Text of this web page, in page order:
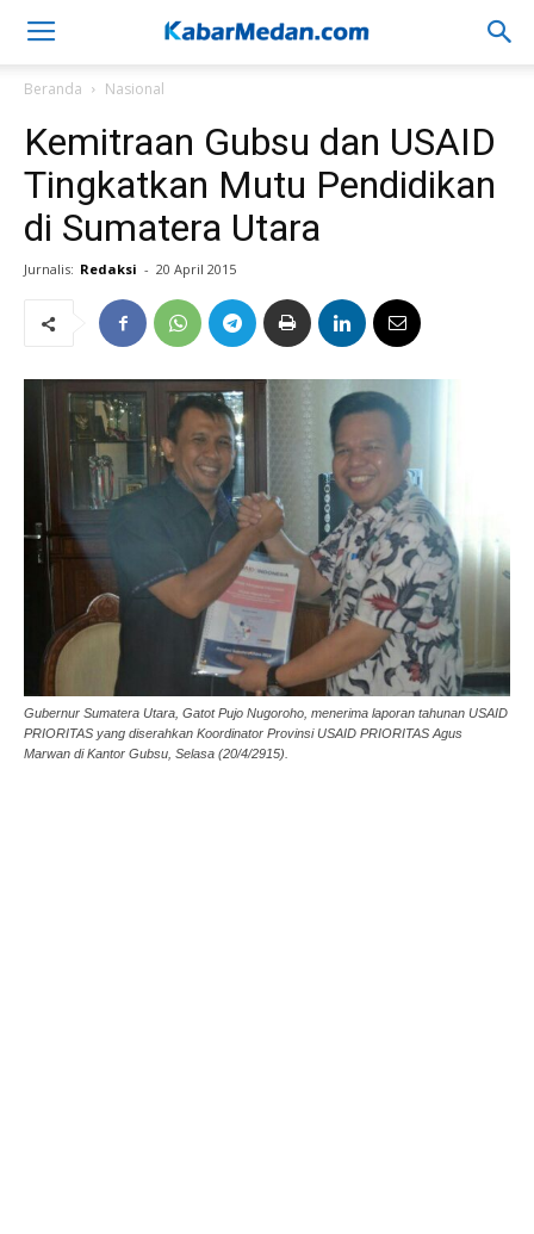
Beranda Nasional
Kemitraan Gubsu dan USAID
Tingkatkan Mutu Pendidikan
di Sumatera Utara
Jurnalis: Redaksi - 20 April 2015
Gubernur Sumatera Utara, Gatot Pujo Nugoroho, menerima laporan tahunan USAID
PRIORITAS yang diserahkan Koordinator Provinsi USAID PRIORITAS Agus
Marwan di Kantor Gubsu, Selasa (20/4/2915).